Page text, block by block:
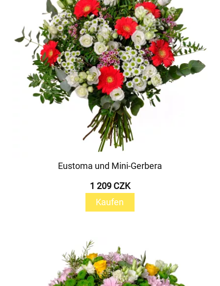
Eustoma und Mini-Gerbera
1 209 CZK
Kaufen